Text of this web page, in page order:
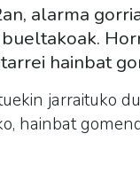
alarma
hainbat
jarraituko
hainbat